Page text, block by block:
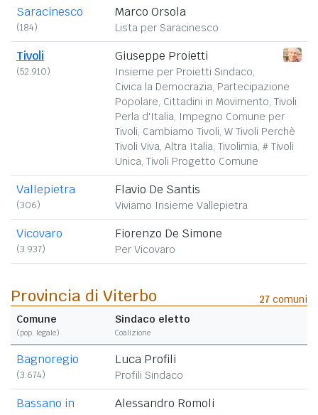
Saracinesco
(184)
Marco Orsola
Lista per Saracinesco
Tivoli
(52.910)
Giuseppe Proietti
Insieme per Proietti Sindaco,
Civica la Democrazia, Partecipazione
Popolare, Cittadini in Movimento, Tivoli
Perla d'Italia, Impegno Comune per
Tivoli, Cambiamo Tivoli, W Tivoli Perchè
Tivoli Viva, Altra Italia, Tivolimia, # Tivoli
Unica, Tivoli Progetto Comune
Vallepietra
(306)
Flavio De Santis
Viviamo Insieme Vallepietra
Vicovaro
(3.937)
Fiorenzo De Simone
Per Vicovaro
Provincia di Viterbo 27 comuni
Comune
(pop. legale)
Sindaco eletto
Coalizione
Bagnoregio
(3.674)
Luca Profili
Profili Sindaco
Bassano in
Alessandro Romoli